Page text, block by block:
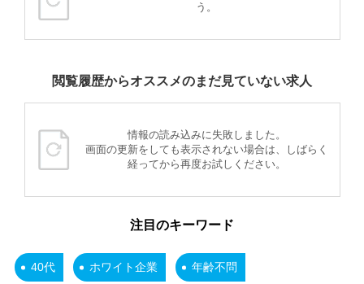
う。
閲覧履歴からオススメのまだ見ていない求人
情報の読み込みに失敗しました。
画面の更新をしても表示されない場合は、しばらく
経ってから再度お試しください。
注目のキーワード
40代 ホワイト企業 年齢不問